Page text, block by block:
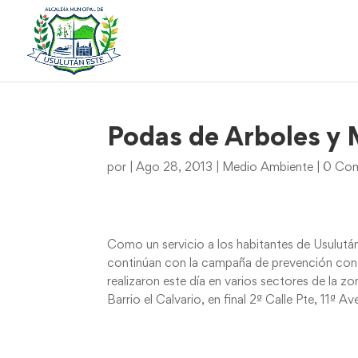
Podas de Arboles y
por |Ago 28, 2013 Medio Ambiente 0
Como un servicio a los habitantes de
continúan con la campaña de prevención
realizaron este día en varios sectores de la
Barrio el Calvario, en final 2ª Calle Pte, 11ª